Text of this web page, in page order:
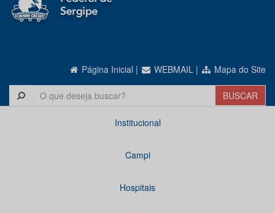
Página Inicial | WEBMAIL | Mapa do Site
Institucional
Campi
Hospitais